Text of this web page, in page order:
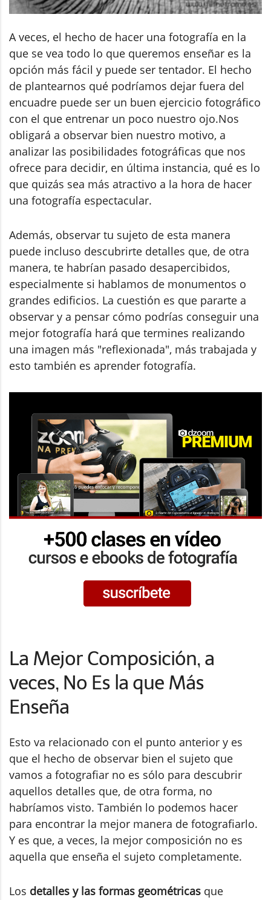
A veces, el hecho de hacer una fotografía en la
que se vea todo lo que queremos enseñar es la
opción más fácil y puede ser tentador. El hecho
de plantearnos qué podríamos dejar fuera del
encuadre puede ser un buen ejercicio fotográfico
con el que entrenar un poco nuestro ojo.Nos
obligará a observar bien nuestro motivo, a
analizar las posibilidades fotográficas que nos
ofrece para decidir, en última instancia, qué es lo
que quizás sea más atractivo a la hora de hacer
una fotografía espectacular.
Además, observar tu sujeto de esta manera
puede incluso descubrirte detalles que, de otra
manera, te habrían pasado desapercibidos,
especialmente si hablamos de monumentos o
grandes edificios. La cuestión es que pararte a
observar y a pensar cómo podrías conseguir una
mejor fotografía hará que termines realizando
una imagen más "reflexionada", más trabajada y
esto también es aprender fotografía.
La Mejor Composición, a
veces, No Es la que Más
Enseña
Esto va relacionado con el punto anterior y es
que el hecho de observar bien el sujeto que
vamos a fotografiar no es sólo para descubrir
aquellos detalles que, de otra forma, no
habríamos visto. También lo podemos hacer
para encontrar la mejor manera de fotografiarlo.
Y es que, a veces, la mejor composición no es
aquella que enseña el sujeto completamente.
Los detalles y las formas geométricas que